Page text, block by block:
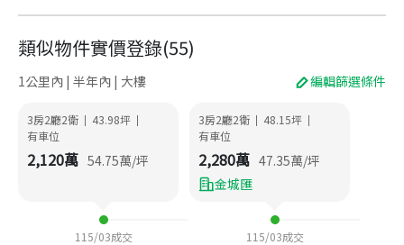
類似物件實價登錄(55)
1公里內 | 半年內 | 大樓 編輯篩選條件
3房2廳2衛 | 43.98坪 |
有車位
2,120萬 54.75萬/坪
115/03成交
3房2廳2衛 | 48.15坪 |
有車位
2,280萬 47.35萬/坪
金城匯
115/03成交